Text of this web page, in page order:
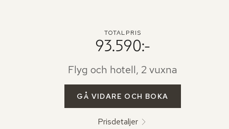
TOTALPRIS
93.590:-
Flyg och hotell, 2 vuxna
GÅ VIDARE OCH BOKA
Prisdetaljer